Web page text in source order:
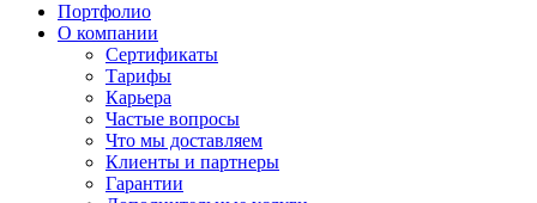
Портфолио
О компании
Сертификаты
Тарифы
Карьера
Частые вопросы
Что мы доставляем
Клиенты и партнеры
Гарантии